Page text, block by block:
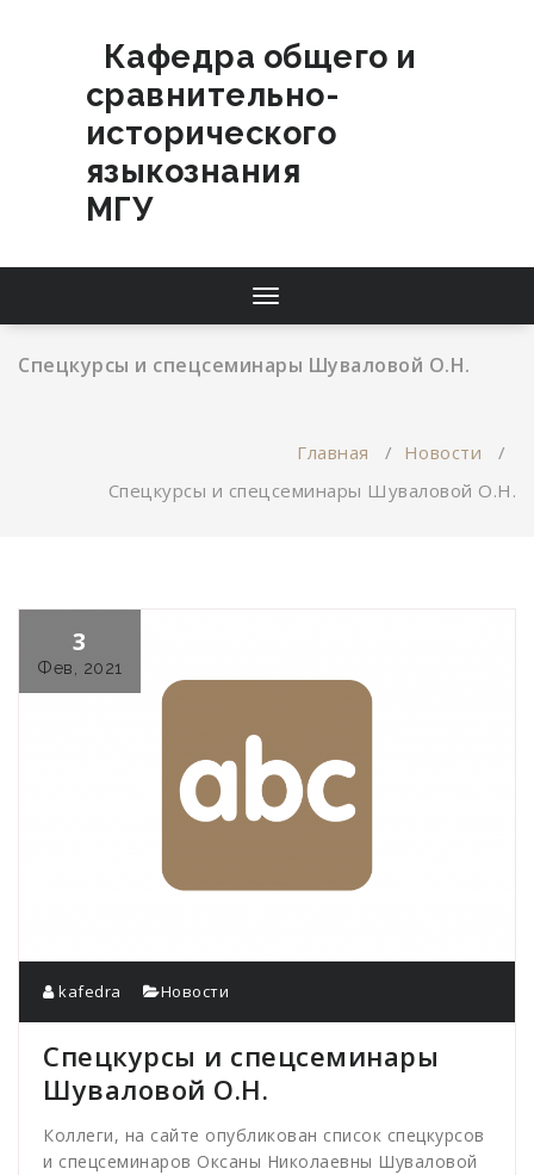
содержимомуКафедра общего и
сравнительно-
исторического
языкознания
МГУ
Переключатель
навигации
Спецкурсы и спецсеминары Шуваловой О.Н.
Главная / Новости /
Спецкурсы и спецсеминары Шуваловой О.Н.
3
Фев, 2021
kafedra Новости
Спецкурсы и спецсеминары
Шуваловой О.Н.
Коллеги, на сайте опубликован список спецкурсов
и спецсеминаров Оксаны Николаевны Шуваловой